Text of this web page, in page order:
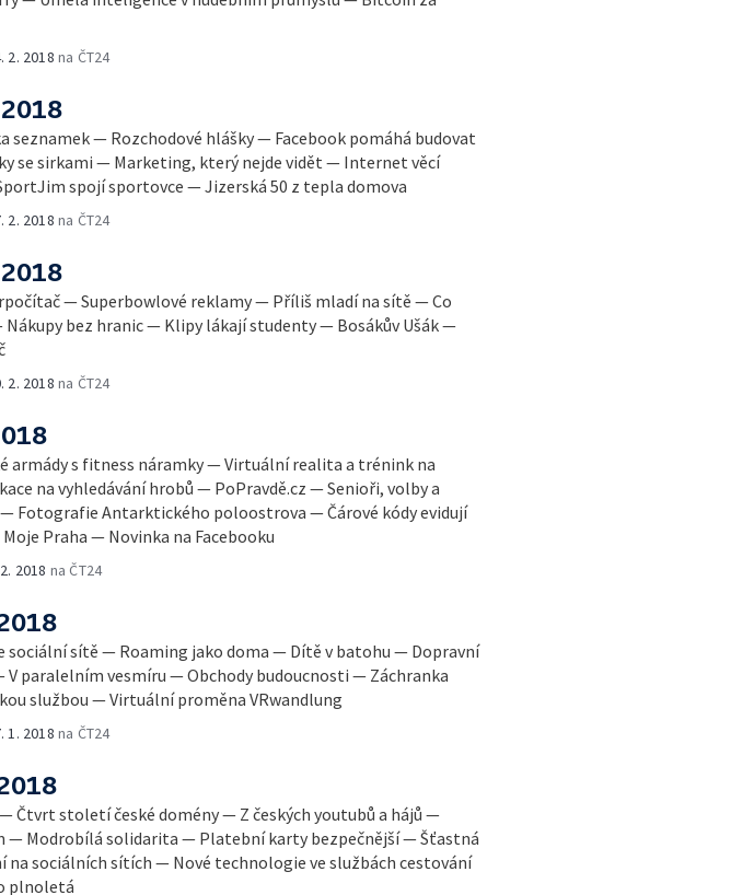
2. 2018 na ČT24
seznamek — Rozchodové hlášky — Facebook pomáhá budovat
se sirkami — Marketing, který nejde vidět — Internet věcí
spojí sportovce — Jizerská 50 z tepla domova
2. 2018 na ČT24
— Superbowlové reklamy — Příliš mladí na sítě — Co
bez hranic — Klipy lákají studenty — Bosákův Ušák —
2. 2018 na ČT24
armády s fitness náramky — Virtuální realita a trénink na
na vyhledávání hrobů — PoPravdě.cz — Senioři, volby a
Fotografie Antarktického poloostrova — Čárové kódy evidují
Praha — Novinka na Facebooku
2018 na ČT24
sociální sítě — Roaming jako doma — Dítě v batohu — Dopravní
V paralelním vesmíru — Obchody budoucnosti — Záchranka
službou — Virtuální proměna VRwandlung
1. 2018 na ČT24
Čtvrt století české domény — Z českých youtubů a hájů —
— Modrobílá solidarita — Platební karty bezpečnější — Šťastná
na sociálních sítích — Nové technologie ve službách cestování
plnoletá